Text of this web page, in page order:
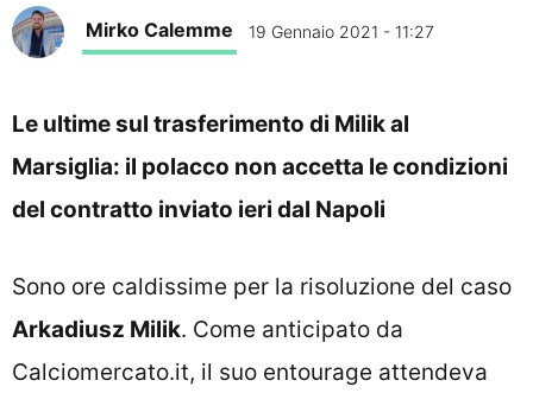
Mirko Calemme 19 Gennaio 2021 - 11:27
Le ultime sul trasferimento di Milik al
Marsiglia: il polacco non accetta le condizioni
del contratto inviato ieri dal Napoli
Sono ore caldissime per la risoluzione del caso
Arkadiusz Milik. Come anticipato da
Calciomercato.it, il suo entourage attendeva